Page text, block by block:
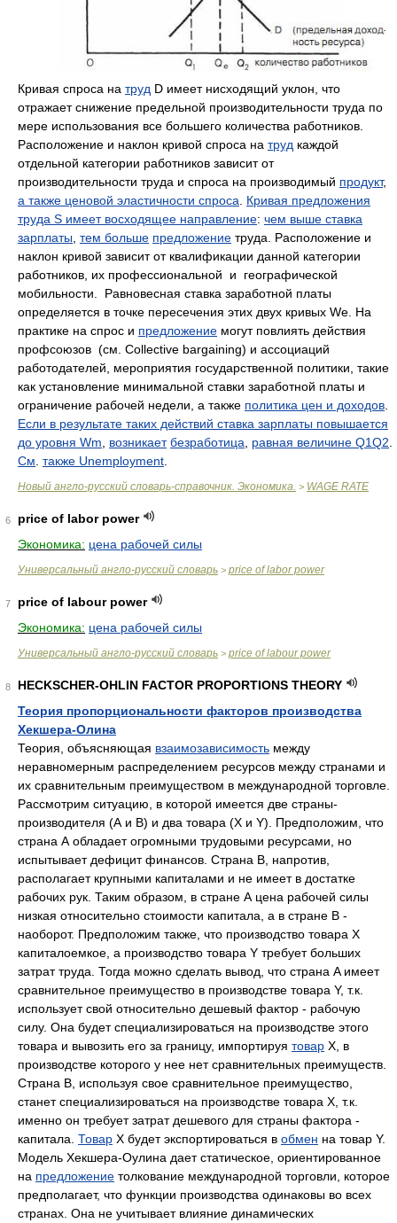
Кривая спроса на труд D имеет нисходящий уклон, что
отражает снижение предельной производительности труда по
мере использования все большего количества работников.
Расположение и наклон кривой спроса на труд каждой
отдельной категории работников зависит от
производительности труда и спроса на производимый продукт,
а также ценовой эластичности спроса
Кривая предложения
труда S имеет восходящее направление: чем выше ставка
зарплаты тем больше предложение труда. Расположение и
наклон кривой зависит от квалификации данной категории
работников, их профессиональной и географической
мобильности. Равновесная ставка заработной платы
определяется в точке пересечения этих двух кривых We. На
практике на спрос и предложение могут повлиять действия
профсоюзов (см. Collective bargaining) и ассоциаций
работодателей, мероприятия государственной политики, такие
как установление минимальной ставки заработной платы и
ограничение рабочей недели, а также политика цен и доходов
Если в результате таких действий ставка зарплаты повышается
до уровня Wm
возникает безработица равная величине Q1Q2
См также Unemployment
Новый англо-русский словарь-справочник. Экономика. > WAGE RATE
6
price of labor power
Экономика: цена рабочей силы
Универсальный англо-русский словарь > price of labor power
7
price of labour power
Экономика: цена рабочей силы
Универсальный англо-русский словарь > price of labour power
8
HECKSCHER-OHLIN FACTOR PROPORTIONS THEORY
Теория пропорциональности факторов производства
Хекшера-Олина
Теория, объясняющая взаимозависимость между
неравномерным распределением ресурсов между странами и
их сравнительным преимуществом в международной торговле.
Рассмотрим ситуацию, в которой имеется две страны-
производителя (А и B) и два товара (Х и Y). Предположим, что
страна А обладает огромными трудовыми ресурсами, но
испытывает дефицит финансов. Страна B, напротив,
располагает крупными капиталами и не имеет в достатке
рабочих рук. Таким образом, в стране А цена рабочей силы
низкая относительно стоимости капитала, а в стране B -
наоборот. Предположим также, что производство товара Х
капиталоемкое, а производство товара Y требует больших
затрат труда. Тогда можно сделать вывод, что страна A имеет
сравнительное преимущество в производстве товара Y, т.к.
использует свой относительно дешевый фактор - рабочую
силу. Она будет специализироваться на производстве этого
товара и вывозить его за границу, импортируя товар Х, в
производстве которого у нее нет сравнительных преимуществ.
Страна B, используя свое сравнительное преимущество,
станет специализироваться на производстве товара Х, т.к.
именно он требует затрат дешевого для страны фактора -
капитала. Товар Х будет экспортироваться в обмен на товар Y.
Модель Хекшера-Оулина дает статическое, ориентированное
на предложение толкование международной торговли, которое
предполагает, что функции производства одинаковы во всех
странах. Она не учитывает влияние динамических